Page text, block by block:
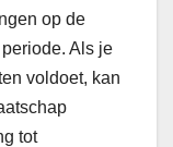
op de
Als je
voldoet, kan
tot